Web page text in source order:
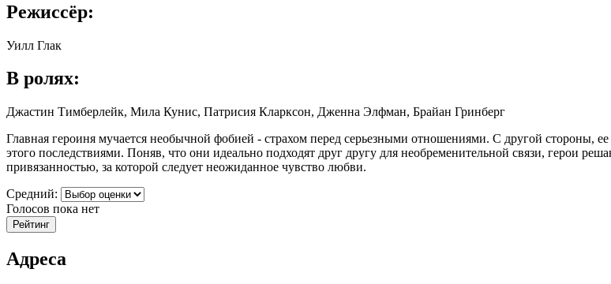
Режиссёр:
Уилл Глак
В ролях:
Джастин Тимберлейк, Мила Кунис, Патрисия Кларксон, Дженна Элфман, Брайан Гринберг
Главная героиня мучается необычной фобией - страхом перед серьезными отношениями. С другой стороны,
этого последствиями. Поняв, что они идеально подходят друг другу для необременительной связи, герои
привязанностью, за которой следует неожиданное чувство любви.
Средний:
Голосов пока нет
Адреса